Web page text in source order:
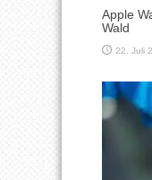
Apple
Wald
22. Juli